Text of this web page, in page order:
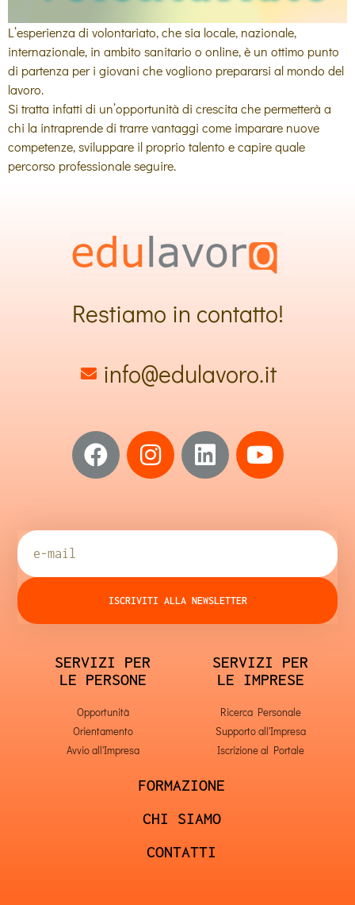
L’esperienza di volontariato, che sia locale, nazionale,
internazionale, in ambito sanitario o online, è un ottimo punto
di partenza per i giovani che vogliono prepararsi al mondo del
lavoro.
Si tratta infatti di un’opportunità di crescita che permetterà a
chi la intraprende di trarre vantaggi come imparare nuove
competenze, sviluppare il proprio talento e capire quale
percorso professionale seguire.
Restiamo in contatto!
info@edulavoro.it
ISCRIVITI ALLA NEWSLETTER
SERVIZI PER
LE PERSONE
Opportunità
Orientamento
Avvio all'Impresa
SERVIZI PER
LE IMPRESE
Ricerca Personale
Supporto all'Impresa
Iscrizione al Portale
FORMAZIONE
CHI SIAMO
CONTATTI